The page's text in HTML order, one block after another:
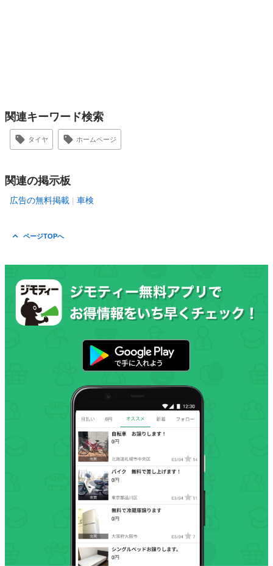
関連キーワード検索
タイヤ ホームページ
関連の掲示板
広告の無料掲載 車検
ページTOPへ